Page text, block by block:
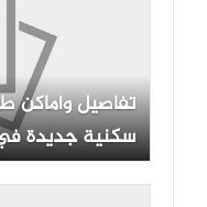
سكنية جديدة